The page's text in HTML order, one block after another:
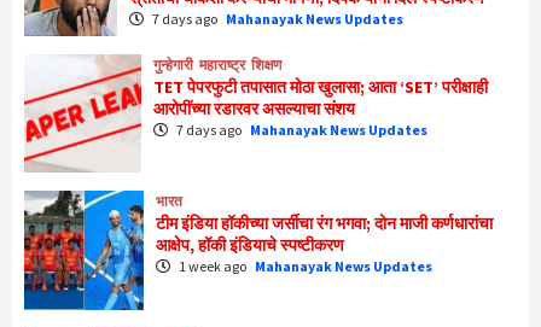
7 days ago Mahanayak News Updates
गुन्हेगारी महाराष्ट्र शिक्षण
TET पेपरफुटी तपासात मोठा खुलासा; आता ‘SET’ परीक्षाही
आरोपींच्या रडारवर असल्याचा संशय
7 days ago Mahanayak News Updates
भारत
टीम इंडिया हॉकीच्या जर्सीचा रंग भगवा; दोन माजी कर्णधारांचा
आक्षेप, हॉकी इंडियाचे स्पष्टीकरण
1 week ago Mahanayak News Updates